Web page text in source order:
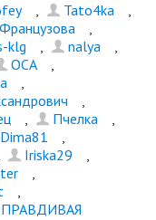
, Таto4kа
,
,
klg , nalya
,
OCA
,
,
,
, Пчелка
,
Dima81
,
Iriska29
,
,
,
ПРАВДИВАЯ